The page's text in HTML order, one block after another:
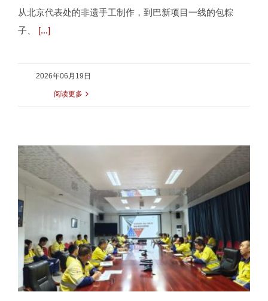
从北京代表处的非遗手工制作，到巴新项目一线的包粽
子、 [...]
2026年06月19日
阅读更多